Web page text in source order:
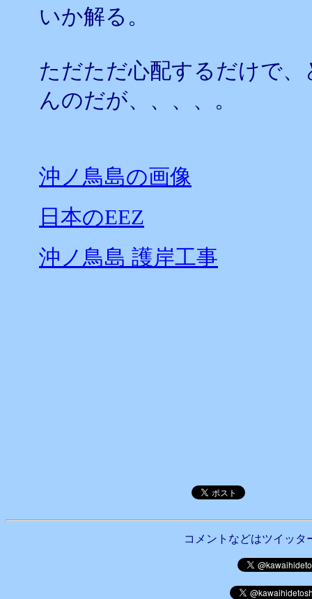
いか解る。
ただただ心配するだけで
んのだが、、、、。
沖ノ鳥島の画像
日本のEEZ
沖ノ鳥島 護岸工事
コメントなどはツイッタ